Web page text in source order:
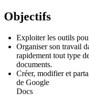
Objectifs
Exploiter les outils
Organiser son travail
rapidement tout type
documents.
Créer, modifier et
de Google
Docs